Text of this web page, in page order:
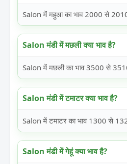
Salon में महुआ का भाव 2000 से
Salon मंडी में मछली क्या भाव है?
Salon में मछली का भाव 3500 से
Salon मंडी में टमाटर क्या भाव है?
Salon में टमाटर का भाव 1300 से
Salon मंडी में गेहूं क्या भाव है?